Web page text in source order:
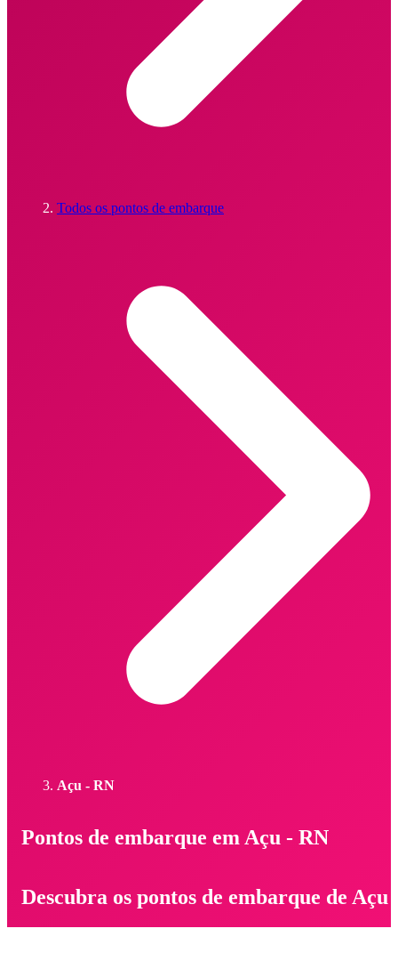
Todos os pontos de embarque
Açu - RN
Pontos de embarque em Açu - RN
Descubra os pontos de embarque de Açu